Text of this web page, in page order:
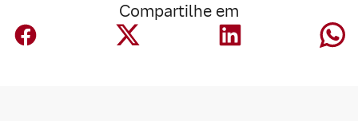
Compartilhe em